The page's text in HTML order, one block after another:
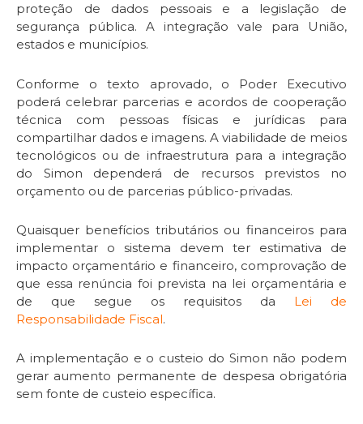
proteção de dados pessoais e a legislação de
segurança pública. A integração vale para União,
estados e municípios.
Conforme o texto aprovado, o Poder Executivo
poderá celebrar parcerias e acordos de cooperação
técnica com pessoas físicas e jurídicas para
compartilhar dados e imagens. A viabilidade de meios
tecnológicos ou de infraestrutura para a integração
do Simon dependerá de recursos previstos no
orçamento ou de parcerias público-privadas.
Quaisquer benefícios tributários ou financeiros para
implementar o sistema devem ter estimativa de
impacto orçamentário e financeiro, comprovação de
que essa renúncia foi prevista na lei orçamentária e
de que segue os requisitos da Lei de
Responsabilidade Fiscal.
A implementação e o custeio do Simon não podem
gerar aumento permanente de despesa obrigatória
sem fonte de custeio específica.